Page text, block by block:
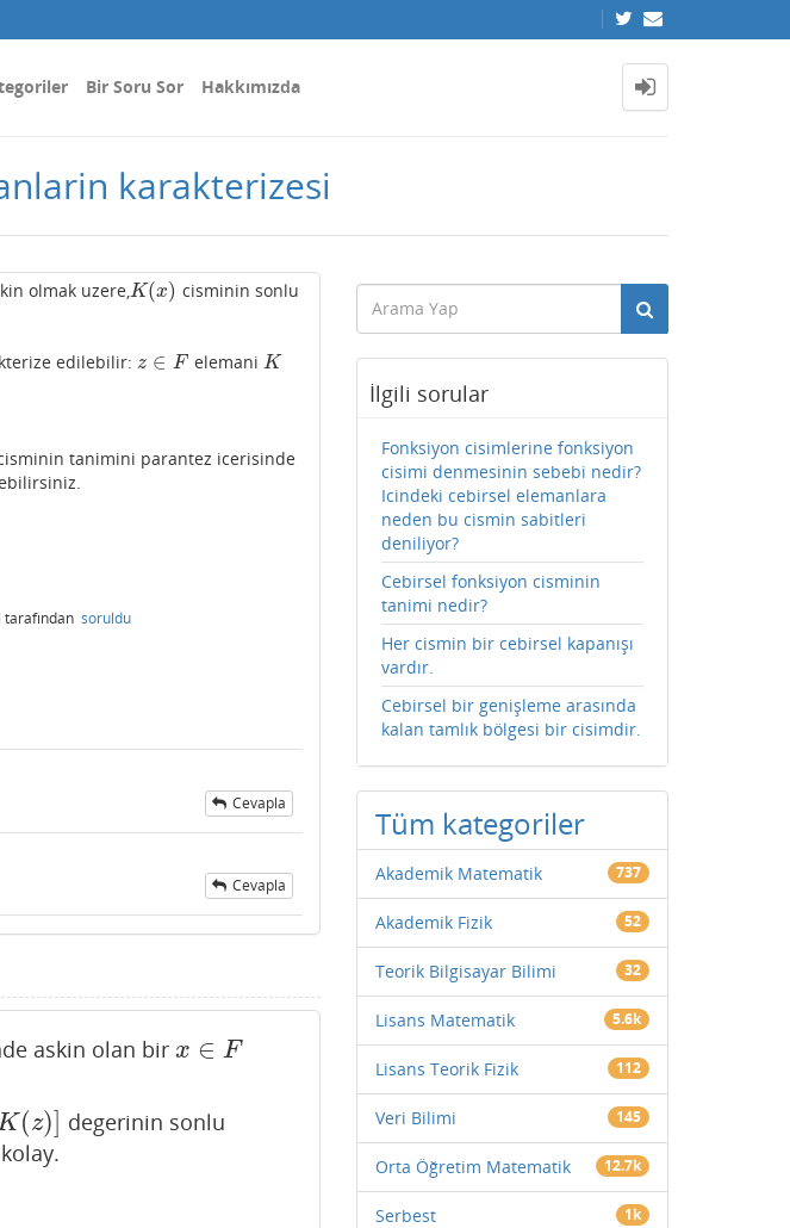
Bir Soru Sor Hakkımızda
karakterizesi
olmak uzere,K(x)
K(x)
cisminin sonlu
edilebilir:z ∈ F
z∈F elemani K
K
tanimini parantez icerisinde
tarafından soruldu
Cevapla
Cevapla
askin olan bir x ∈ F
x∈F
(z)
)]
degerinin sonlu
İlgili sorular
Fonksiyon cisimlerine fonksiyon
cisimi denmesinin sebebi nedir?
Icindeki cebirsel elemanlara
neden bu cismin sabitleri
deniliyor?
Cebirsel fonksiyon cisminin
tanimi nedir?
Her cismin bir cebirsel kapanışı
vardır.
Cebirsel bir genişleme arasında
kalan tamlık bölgesi bir cisimdir.
Tüm kategoriler
Akademik Matematik 737
Akademik Fizik 52
Teorik Bilgisayar Bilimi 32
Lisans Matematik 5.6k
Lisans Teorik Fizik 112
Veri Bilimi 145
Orta Öğretim Matematik 12.7k
Serbest 1k